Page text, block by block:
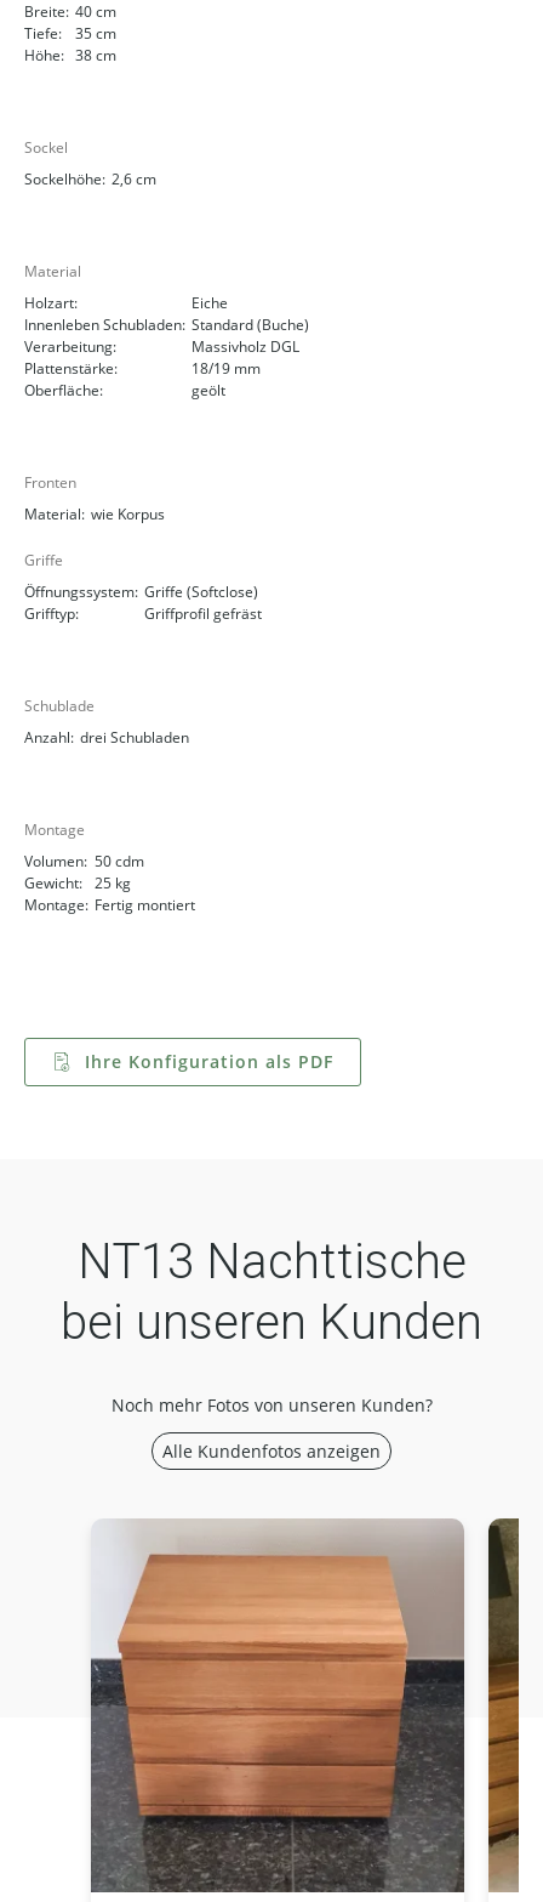
Breite: 40 cm
Tiefe:
35 cm
Höhe: 38 cm
Sockel
Sockelhöhe: 2,6 cm
Material
Holzart:
Eiche
Innenleben Schubladen: Standard (Buche)
Verarbeitung:
Massivholz DGL
Plattenstärke:
18/19 mm
Oberfläche:
geölt
Fronten
Material: wie Korpus
Griffe
Öffnungssystem: Griffe (Softclose)
Grifftyp:
Griffprofil gefräst
Schublade
Anzahl: drei Schubladen
Montage
Volumen: 50 cdm
Gewicht: 25 kg
Montage: Fertig montiert
Ihre Konfiguration als PDF
NT13 Nachttische
bei unseren Kunden
Noch mehr Fotos von unseren Kunden?
Alle Kundenfotos anzeigen